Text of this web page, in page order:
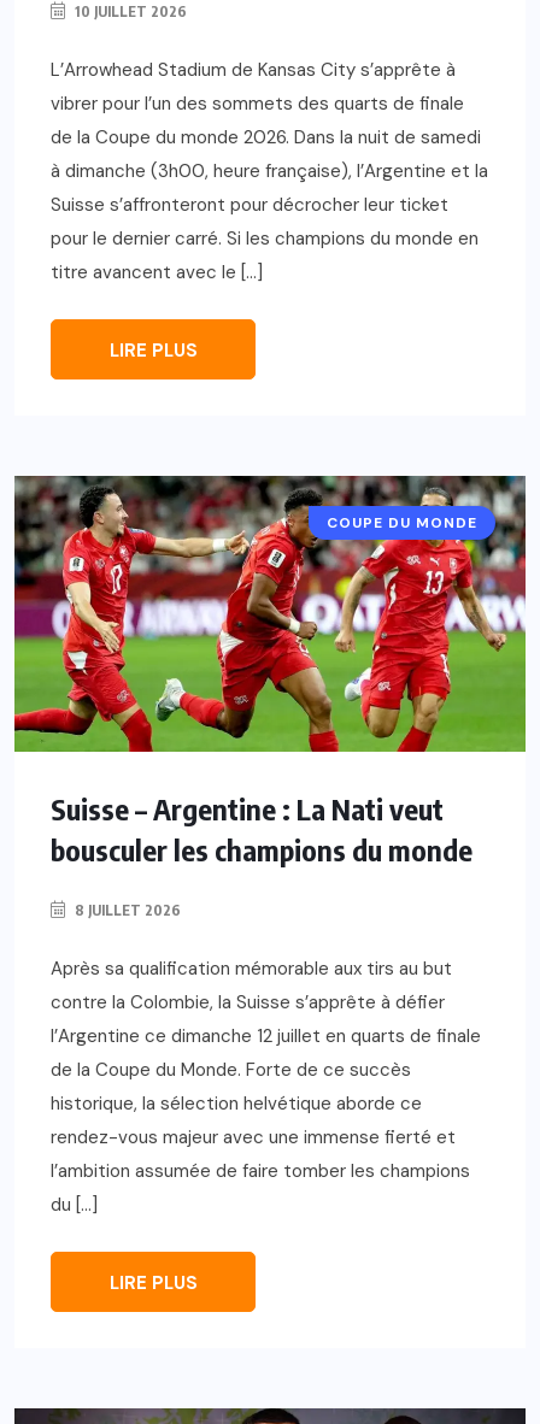
10 JUILLET 2026
L’Arrowhead Stadium de Kansas City s’apprête à
vibrer pour l’un des sommets des quarts de finale
de la Coupe du monde 2026. Dans la nuit de samedi
à dimanche (3h00, heure française), l’Argentine et la
Suisse s’affronteront pour décrocher leur ticket
pour le dernier carré. Si les champions du monde en
titre avancent avec le […]
LIRE PLUS
COUPE DU MONDE
Suisse – Argentine : La Nati veut
bousculer les champions du monde
8 JUILLET 2026
Après sa qualification mémorable aux tirs au but
contre la Colombie, la Suisse s’apprête à défier
l’Argentine ce dimanche 12 juillet en quarts de finale
de la Coupe du Monde. Forte de ce succès
historique, la sélection helvétique aborde ce
rendez-vous majeur avec une immense fierté et
l’ambition assumée de faire tomber les champions
du […]
LIRE PLUS